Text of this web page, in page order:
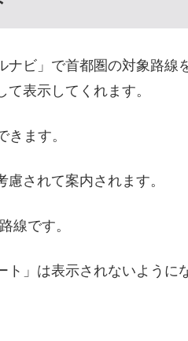
ビ」で首都圏の対象路線
表示してくれます。
ます。
されて案内されます。
線です。
」は表示されないように